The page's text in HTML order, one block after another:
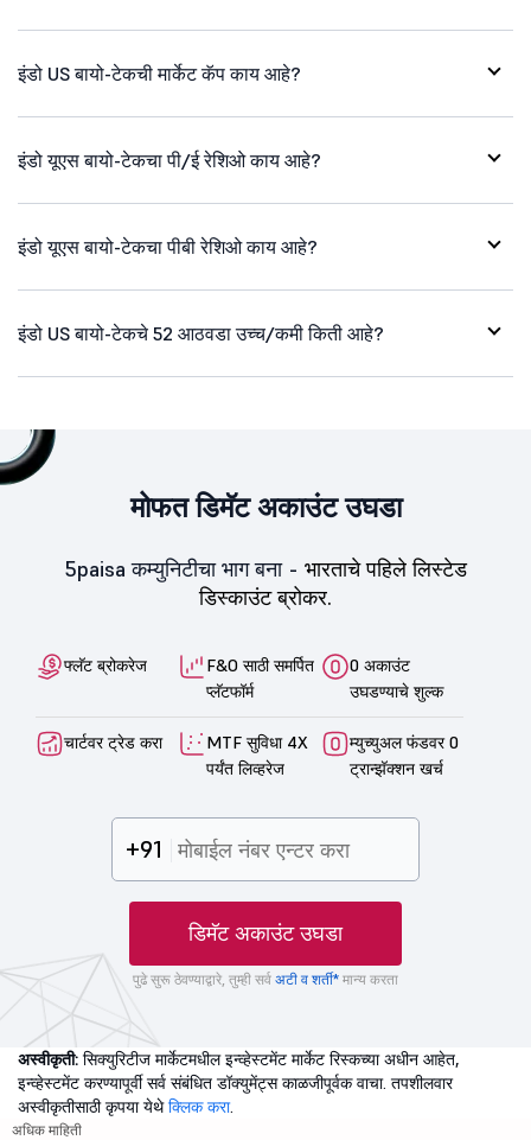
इंडो US बायो-टेकची मार्केट कॅप काय आहे?
इंडो यूएस बायो-टेकचा पी/ई रेशिओ काय आहे?
इंडो यूएस बायो-टेकचा पीबी रेशिओ काय आहे?
इंडो US बायो-टेकचे 52 आठवडा उच्च/कमी किती आहे?
मोफत डिमॅट अकाउंट उघडा
5paisa कम्युनिटीचा भाग बना - भारताचे पहिले लिस्टेड
डिस्काउंट ब्रोकर.
फ्लॅट ब्रोकरेज
F&O साठी समर्पित
प्लॅटफॉर्म
0 अकाउंट
उघडण्याचे शुल्क
चार्टवर ट्रेड करा
MTF सुविधा 4X
पर्यंत लिव्हरेज
म्युच्युअल फंडवर 0
ट्रान्झॅक्शन खर्च
+91
डिमॅट अकाउंट उघडा
पुढे सुरू ठेवण्याद्वारे, तुम्ही सर्व अटी व शर्ती* मान्य करता
अस्वीकृती: सिक्युरिटीज मार्केटमधील इन्व्हेस्टमेंट मार्केट रिस्कच्या अधीन आहेत,
इन्व्हेस्टमेंट करण्यापूर्वी सर्व संबंधित डॉक्युमेंट्स काळजीपूर्वक वाचा. तपशीलवार
अस्वीकृतीसाठी कृपया येथेक्लिक करा.
अधिक माहिती